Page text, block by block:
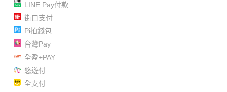
LINE Pay付款
街口支付
Pi拍錢包
台灣Pay
全盈+PAY
悠遊付
全支付